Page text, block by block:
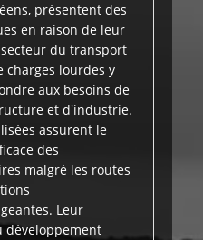
présentent des
en raison de leur
du transport
charges lourdes y
aux besoins de
et d'industrie.
assurent le
des
malgré les routes
Leur
développement